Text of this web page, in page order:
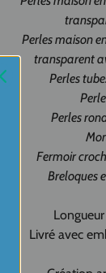
Perles maison
transparent
Perles
Perles
Fermoir
Breloques
Livré avec